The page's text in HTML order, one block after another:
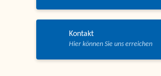
Kontakt